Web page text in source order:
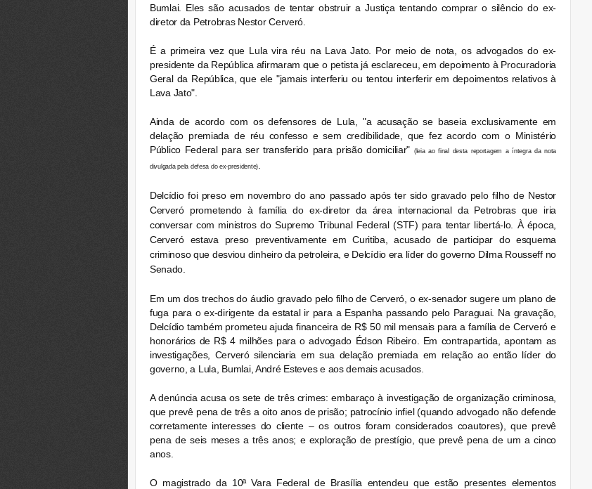
Bumlai. Eles são acusados de tentar obstruir a Justiça tentando comprar o silêncio do ex-
diretor da Petrobras Nestor Cerveró.
É a primeira vez que Lula vira réu na Lava Jato. Por meio de nota, os advogados do ex-
presidente da República afirmaram que o petista já esclareceu, em depoimento à Procuradoria
Geral da República, que ele "jamais interferiu ou tentou interferir em depoimentos relativos à
Lava Jato"
Ainda de acordo com os defensores de Lula, "a acusação se baseia exclusivamente em
delação premiada de réu confesso e sem credibilidade, que fez acordo com o Ministério
Público Federal para ser transferido para prisão domiciliar" (leia ao final desta reportagem a íntegra da nota
divulgada pela defesa do ex-presidente)
Delcídiofoi preso em novembro do ano passadoapós ter sido gravado pelo filho de Nestor
Cerveró prometendo à família do ex-diretor da área internacional da Petrobras que iria
conversar com ministros do Supremo Tribunal Federal (STF) para tentar libertá-lo. À época,
Cerveró estava preso preventivamente em Curitiba, acusado de participar do esquema
criminoso que desviou dinheiro da petroleira, e Delcídio era líder do governo Dilma Rousseff no
Senado.
Em um dos trechos do áudio gravado pelo filho de Cerveró, o ex-senador sugere um plano de
fuga para o ex-dirigente da estatal ir para a Espanha passando pelo Paraguai. Na gravação,
Delcídio também prometeu ajuda financeira de R$ 50 mil mensais para a família de Cerveró e
honorários de R$ 4 milhões para o advogado Édson Ribeiro. Em contrapartida, apontam as
investigações, Cerveró silenciaria em sua delação premiada em relação ao então líder do
governo, a Lula, Bumlai, André Esteves e aos demais acusados.
A denúncia acusa os sete de três crimes: embaraço à investigação de organização criminosa,
que prevê pena de três a oito anos de prisão; patrocínio infiel (quando advogado não defende
corretamente interesses do cliente – os outros foram considerados coautores), que prevê
pena de seis meses a três anos; e exploração de prestígio, que prevê pena de um a cinco
anos.
O magistrado da 10ª Vara Federal de Brasília entendeu que estão presentes elementos